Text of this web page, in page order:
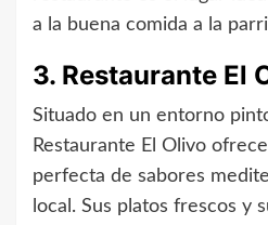
a la buena comida a la
3. Restaurante El
Situado en un entorno
Restaurante El Olivo
perfecta de sabores
local. Sus platos frescos y